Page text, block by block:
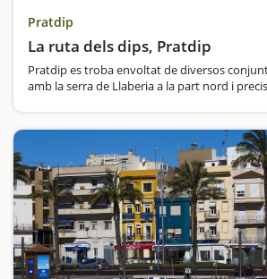
Pratdip
La ruta dels dips, Pratdip
Pratdip es troba envoltat de diversos
amb la serra de Llaberia a la part nord i
històries…